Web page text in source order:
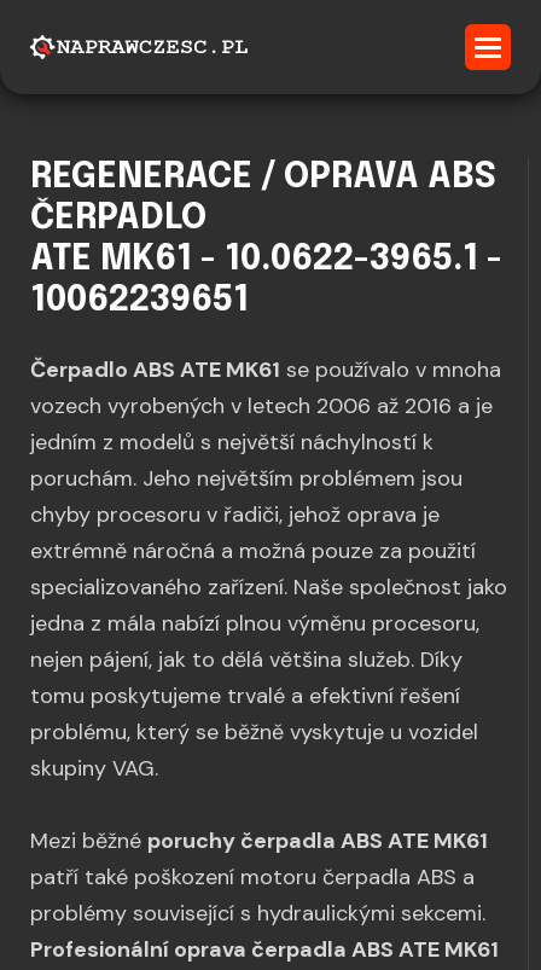
REGENERACE / OPRAVA ABS
ČERPADLO
ATE MK61 - 10.0622-3965.1 -
10062239651
Čerpadlo ABS ATE MK61 se používalo v mnoha
vozech vyrobených v letech 2006 až 2016 a je
jedním z modelů s největší náchylností k
poruchám. Jeho největším problémem jsou
chyby procesoru v řadiči, jehož oprava je
extrémně náročná a možná pouze za použití
specializovaného zařízení. Naše společnost jako
jedna z mála nabízí plnou výměnu procesoru,
nejen pájení, jak to dělá většina služeb. Díky
tomu poskytujeme trvalé a efektivní řešení
problému, který se běžně vyskytuje u vozidel
skupiny VAG.
Mezi běžné poruchy čerpadla ABS ATE MK61
patří také poškození motoru čerpadla ABS a
problémy související s hydraulickými sekcemi.
Profesionální oprava čerpadla ABS ATE MK61